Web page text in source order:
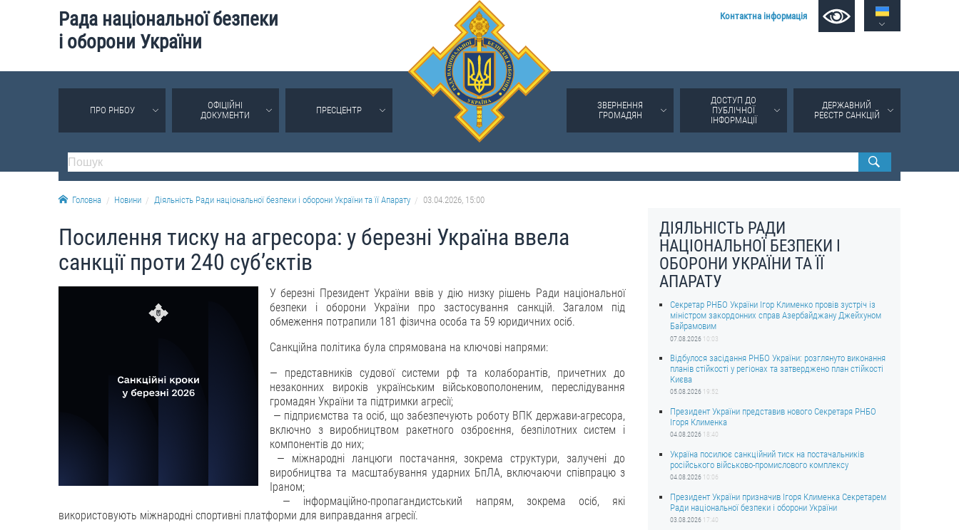
Рада національної безпеки
і оборони України
Контактна інформація
ПРО РНБОУ
ОФІЦІЙНІ
ДОКУМЕНТИ
ПРЕСЦЕНТР
ЗВЕРНЕННЯ
ГРОМАДЯН
ДОСТУП ДО
ПУБЛІЧНОЇ
ІНФОРМАЦІЇ
ДЕРЖАВНИЙ
РЕЄСТР САНКЦІЙ
Головна Новини Діяльність Ради національної безпеки і оборони України та її Апарату 03.04.2026, 15:00
Посилення тиску на агресора: у березні Україна ввела
санкції проти 240 суб’єктів
У березні Президент України ввів у дію низку рішень Ради національної
безпеки і оборони України про застосування санкцій. Загалом під
обмеження потрапили 181 фізична особа та 59 юридичних осіб.
Санкційна політика була спрямована на ключові напрями:
— представників судової системи рф та колаборантів, причетних до
незаконних вироків українським військовополоненим, переслідування
громадян України та підтримки агресії;
— підприємства та осіб, що забезпечують роботу ВПК держави-агресора,
включно з виробництвом ракетного озброєння, безпілотних систем і
компонентів до них;
— міжнародні ланцюги постачання, зокрема структури, залучені до
виробництва та масштабування ударних БпЛА, включаючи співпрацю з
Іраном;
— інформаційно-пропагандистський напрям, зокрема осіб, які
використовують міжнародні спортивні платформи для виправдання агресії.
ДІЯЛЬНІСТЬ РАДИ
НАЦІОНАЛЬНОЇ БЕЗПЕКИ І
ОБОРОНИ УКРАЇНИ ТА ЇЇ
АПАРАТУ
Секретар РНБО України Ігор Клименко провів зустріч із
міністром закордонних справ Азербайджану Джейхуном
Байрамовим
07.08.2026 10:03
Відбулося засідання РНБО України: розглянуто виконання
планів стійкості у регіонах та затверджено план стійкості
Києва
05.08.2026 19:52
Президент України представив нового Секретаря РНБО
Ігоря Клименка
04.08.2026 18:40
Україна посилює санкційний тиск на постачальників
російського військово-промислового комплексу
04.08.2026 10:06
Президент України призначив Ігоря Клименка Секретарем
Ради національної безпеки і оборони України
03.08.2026 17:40